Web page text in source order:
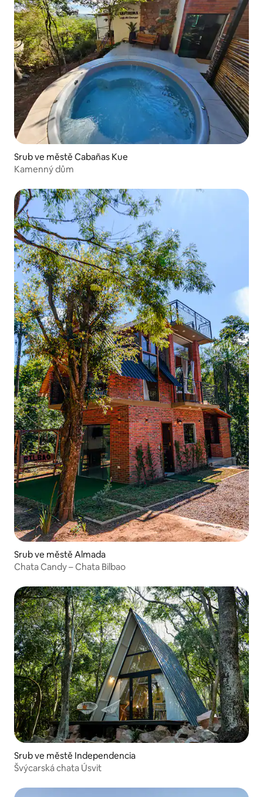
Srub ve městě Cabañas Kue
Kamenný dům
Srub ve městě Almada
Chata Candy – Chata Bilbao
Srub ve městě Independencia
Švýcarská chata Úsvit